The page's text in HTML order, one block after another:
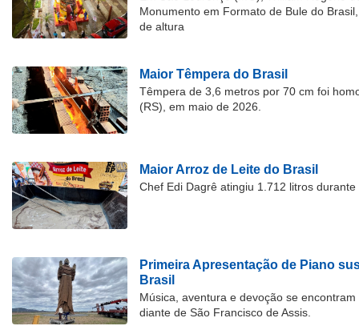
Monumento em Formato de Bule do
de altura
Maior Têmpera do Brasil
Têmpera de 3,6 metros por 70 cm foi
(RS), em maio de 2026.
Maior Arroz de Leite do Brasil
Chef Edi Dagrê atingiu 1.712 litros
Primeira Apresentação de Piano
Brasil
Música, aventura e devoção se
diante de São Francisco de Assis.